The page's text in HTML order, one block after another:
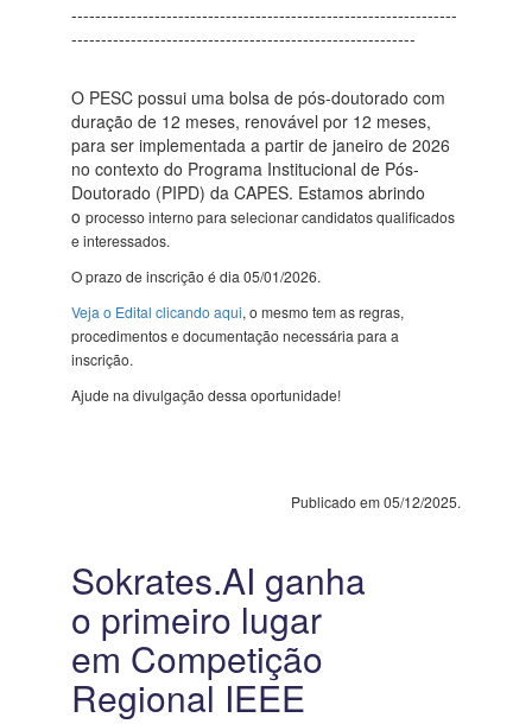
-----------------------------------------------------------------
----------------------------------------------------------
O PESC possui uma bolsa de pós-doutorado com
duração de 12 meses, renovável por 12 meses,
para ser implementada a partir de janeiro de 2026
no contexto do Programa Institucional de Pós-
Doutorado (PIPD) da CAPES. Estamos abrindo
o processo interno para selecionar candidatos qualificados
e interessados.
O prazo de inscrição é dia 05/01/2026.
Veja o Edital clicando aqui, o mesmo tem as regras,
procedimentos e documentação necessária para a
inscrição.
Ajude na divulgação dessa oportunidade!
Publicado em 05/12/2025.
Sokrates.AI ganha
o primeiro lugar
em Competição
Regional IEEE